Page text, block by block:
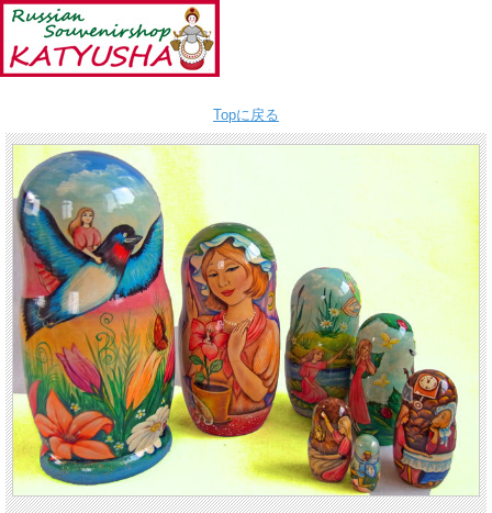
Topに戻る